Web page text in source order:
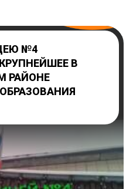
№4
В
РАЙОНЕ